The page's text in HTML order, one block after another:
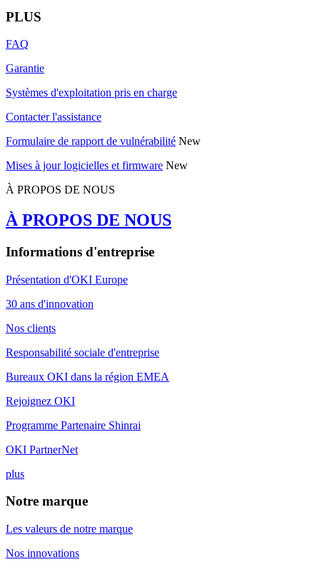
PLUS
FAQ
Garantie
Systèmes d'exploitation pris en charge
Contacter l'assistance
Formulaire de rapport de vulnérabilité New
Mises à jour logicielles et firmware New
À PROPOS DE NOUS
À PROPOS DE NOUS
Informations d'entreprise
Présentation d'OKI Europe
30 ans d'innovation
Nos clients
Responsabilité sociale d'entreprise
Bureaux OKI dans la région EMEA
Rejoignez OKI
Programme Partenaire Shinrai
OKI PartnerNet
plus
Notre marque
Les valeurs de notre marque
Nos innovations